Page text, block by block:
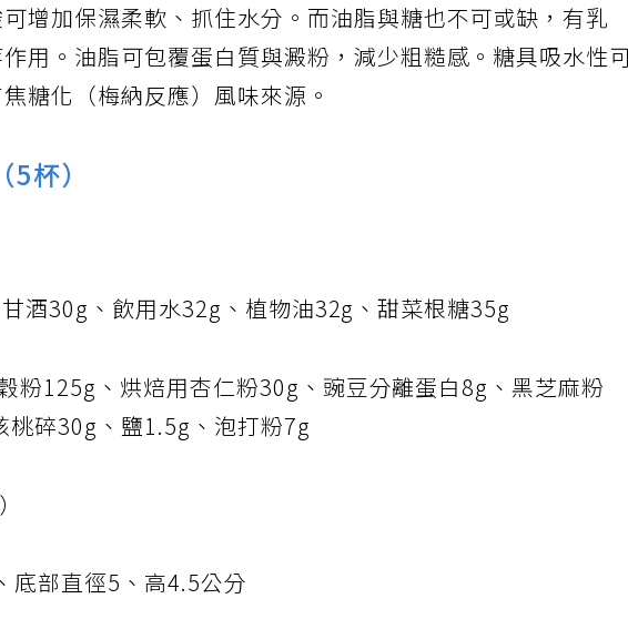
增加保濕柔軟、抓住水分。而油脂與糖也不可或缺，有乳
用。油脂可包覆蛋白質與澱粉，減少粗糙感。糖具吸水性
糖化（梅納反應）風味來源。
杯）
酒30g、飲用水32g、植物油32g、甜菜根糖35g
粉125g、烘焙用杏仁粉30g、豌豆分離蛋白8g、黑芝麻粉
桃碎30g、鹽1.5g、泡打粉7g
底部直徑5、高4.5公分